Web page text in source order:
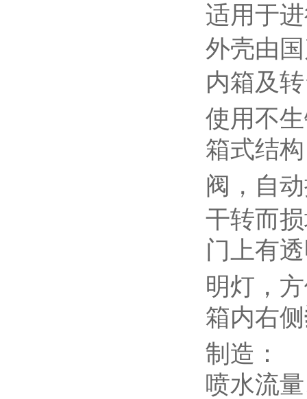
适用于
外壳由
内箱及
使用不
箱式结
阀，自
干转而
门上有
明灯，
箱内右侧
制造：
喷水流